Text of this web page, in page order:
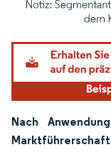
Bild © Mordor
Nach